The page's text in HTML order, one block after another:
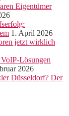
Eigentümer
1. April 2026
jetzt wirklich
Lösungen
2026
Düsseldorf? Der